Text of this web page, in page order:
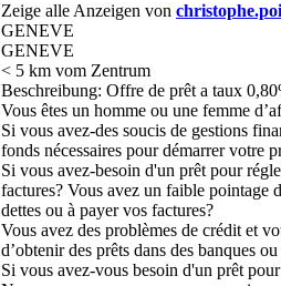
Zeige alle Anzeigen von
GENEVE
GENEVE
< 5 km vom Zentrum
Beschreibung: Offre de prêt a taux
Vous êtes un homme ou une femme
Si vous avez-des soucis de gestions
fonds nécessaires pour démarrer votre
Si vous avez-besoin d'un prêt pour
factures? Vous avez un faible pointage
dettes ou à payer vos factures?
Vous avez des problèmes de crédit et
d’obtenir des prêts dans des banques
Si vous avez-vous besoin d'un prêt